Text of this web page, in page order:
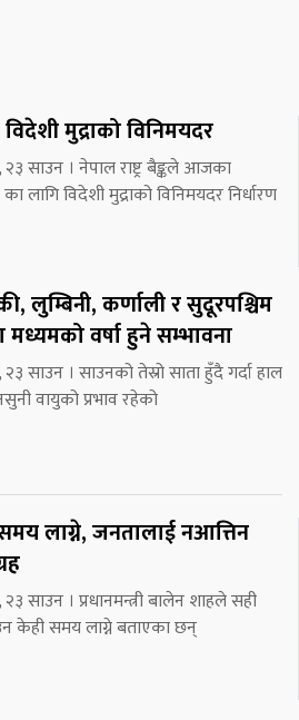
मुद्राको विनिमयदर
साउन । नेपाल राष्ट्र बैङ्कले आजका
लागि विदेशी मुद्राको विनिमयदर निर्धारण
लुम्बिनी, कर्णाली र सुदूरपश्चिम
मध्यमको वर्षा हुने सम्भावना
साउन । साउनको तेस्रो साता हुँदै गर्दा हाल
वायुको प्रभाव रहेको
लाग्ने, जनतालाई नआत्तिन
साउन । प्रधानमन्त्री बालेन शाहले सही
समय लाग्ने बताएका छन्